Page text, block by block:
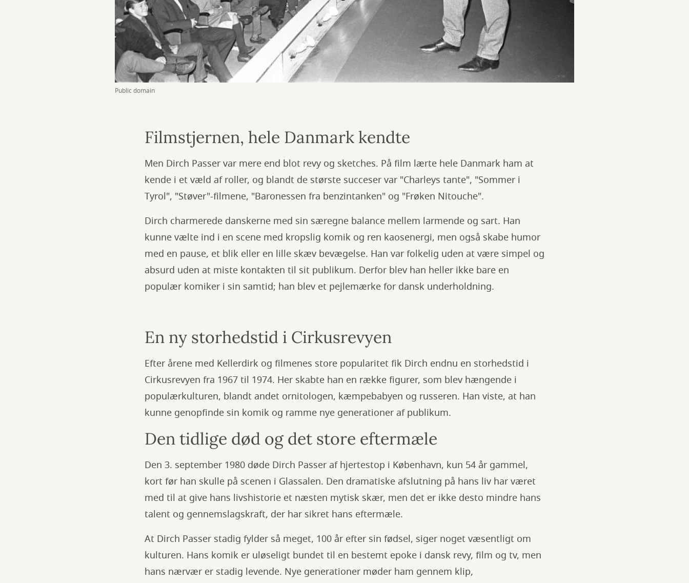
Public domain
Filmstjernen, hele Danmark kendte
Men Dirch Passer var mere end blot revy og sketches. På film lærte hele Danmark ham at
kende i et væld af roller, og blandt de største succeser var "Charleys tante", "Sommer i
Tyrol", "Støver"-filmene, "Baronessen fra benzintanken" og "Frøken Nitouche".
Dirch charmerede danskerne med sin særegne balance mellem larmende og sart. Han
kunne vælte ind i en scene med kropslig komik og ren kaosenergi, men også skabe humor
med en pause, et blik eller en lille skæv bevægelse. Han var folkelig uden at være simpel og
absurd uden at miste kontakten til sit publikum. Derfor blev han heller ikke bare en
populær komiker i sin samtid; han blev et pejlemærke for dansk underholdning.
En ny storhedstid i Cirkusrevyen
Efter årene med Kellerdirk og filmenes store popularitet fik Dirch endnu en storhedstid i
Cirkusrevyen fra 1967 til 1974. Her skabte han en række figurer, som blev hængende i
populærkulturen, blandt andet ornitologen, kæmpebabyen og russeren. Han viste, at han
kunne genopfinde sin komik og ramme nye generationer af publikum.
Den tidlige død og det store eftermæle
Den 3. september 1980 døde Dirch Passer af hjertestop i København, kun 54 år gammel,
kort før han skulle på scenen i Glassalen. Den dramatiske afslutning på hans liv har været
med til at give hans livshistorie et næsten mytisk skær, men det er ikke desto mindre hans
talent og gennemslagskraft, der har sikret hans eftermæle.
At Dirch Passer stadig fylder så meget, 100 år efter sin fødsel, siger noget væsentligt om
kulturen. Hans komik er uløseligt bundet til en bestemt epoke i dansk revy, film og tv, men
hans nærvær er stadig levende. Nye generationer møder ham gennem klip,